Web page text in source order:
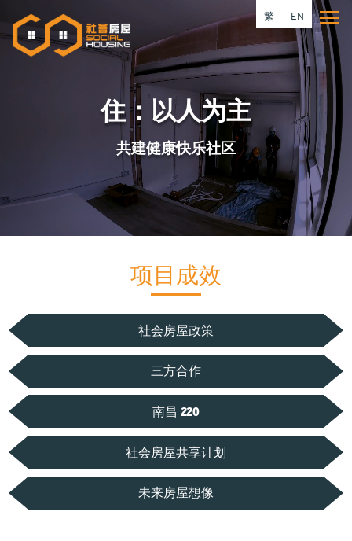
繁 EN
住：以人为主
共建健康快乐社区
项目成效
社会房屋政策
三方合作
南昌 220
社会房屋共享计划
未来房屋想像